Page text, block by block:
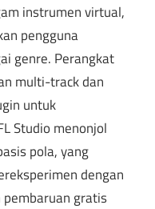
instrumen virtual,
pengguna
genre. Perangkat
multi-track dan
untuk
Studio menonjol
pola, yang
dengan
pembaruan gratis